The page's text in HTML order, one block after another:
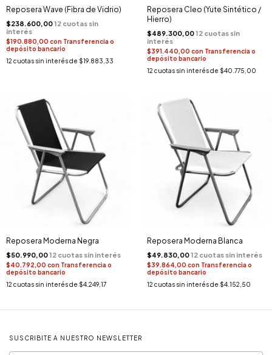
Reposera Wave (Fibra de Vidrio)
$238.600,00
$190.880,00 con Transferencia o
depósito bancario
12 cuotas sin interés de $19.883,33
Reposera Cleo (Yute Sintético /
Hierro)
$489.300,00
$391.440,00 con Transferencia o
depósito bancario
12 cuotas sin interés de $40.775,00
Reposera Moderna Negra
$50.990,00
$40.792,00 con Transferencia o
depósito bancario
12 cuotas sin interés de $4.249,17
Reposera Moderna Blanca
$49.830,00
$39.864,00 con Transferencia o
depósito bancario
12 cuotas sin interés de $4.152,50
SUSCRIBITE A NUESTRO NEWSLETTER